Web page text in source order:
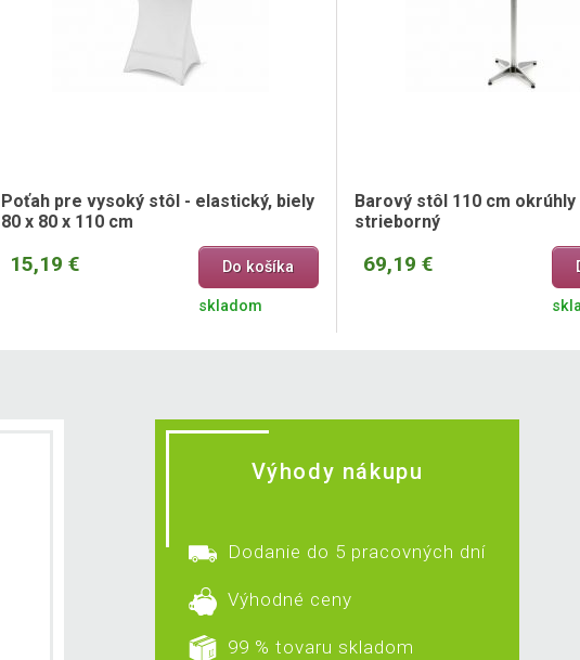
Poťah pre vysoký stôl - elastický, biely
80 x 80 x 110 cm
15,19 € Do košíka
skladom
Barový stôl 110 cm okrúhly
strieborný
69,19 €
Výhody nákupu
Dodanie do 5 pracovných dní
Výhodné ceny
99 % tovaru skladom